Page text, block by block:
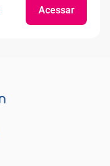
Acessar